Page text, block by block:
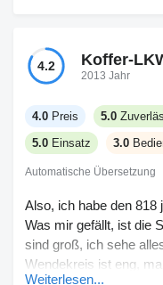
Bedienelemente
erwartet, auch wenn
sind. Was die
ziemlich gut, nichts,
hätte. Der Preis hat
am Anfang ist es viel,
Zum Thema Komfort:
Service – nun, es ist
günstig, aber größere
mich passt es, ich
4.2 Koffer-
2013 Jahr
4.0 Preis 5.0
5.0 Einsatz 3.0
Automatische Übersetzung
Also, ich habe den 818
Was mir gefällt, ist die
sind groß, ich sehe
Wendekreis ist eng,
Weiterlesen...